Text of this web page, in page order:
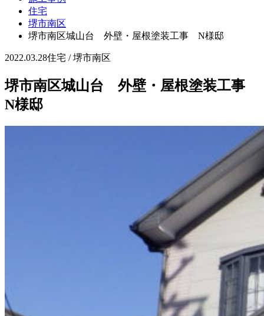
住宅
堺市南区
堺市南区城山台 外壁・屋根塗装工事 N様邸
2022.03.28住宅 / 堺市南区
堺市南区城山台 外壁・屋根塗装工事
N様邸